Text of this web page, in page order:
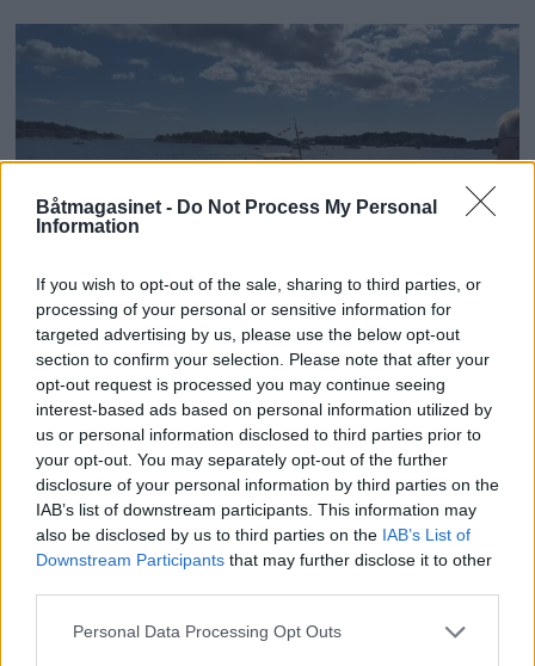
Båtmagasinet - Do Not Process My Personal
Information
If you wish to opt-out of the sale, sharing to third parties, or
processing of your personal or sensitive information for
targeted advertising by us, please use the below opt-out
section to confirm your selection. Please note that after your
opt-out request is processed you may continue seeing
interest-based ads based on personal information utilized by
us or personal information disclosed to third parties prior to
your opt-out. You may separately opt-out of the further
disclosure of your personal information by third parties on the
IAB’s list of downstream participants. This information may
also be disclosed by us to third parties on the IAB’s List of
Downstream Participants that may further disclose it to other
Personal Data Processing Opt Outs
PLUS
Motorbåtdefilering i Risør